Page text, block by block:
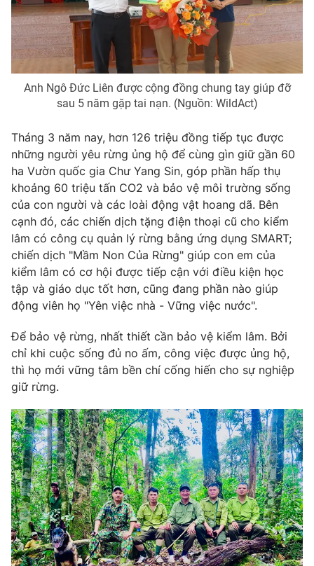
Anh Ngô Đức Liên được cộng đồng chung tay giúp đỡ
sau 5 năm gặp tai nạn. (Nguồn: WildAct)
Tháng 3 năm nay, hơn 126 triệu đồng tiếp tục được
những người yêu rừng ủng hộ để cùng gìn giữ gần 60
ha Vườn quốc gia Chư Yang Sin, góp phần hấp thụ
khoảng 60 triệu tấn CO2 và bảo vệ môi trường sống
của con người và các loài động vật hoang dã. Bên
cạnh đó, các chiến dịch tặng điện thoại cũ cho kiểm
lâm có công cụ quản lý rừng bằng ứng dụng SMART;
chiến dịch "Mầm Non Của Rừng" giúp con em của
kiểm lâm có cơ hội được tiếp cận với điều kiện học
tập và giáo dục tốt hơn, cũng đang phần nào giúp
động viên họ "Yên việc nhà - Vững việc nước".
Để bảo vệ rừng, nhất thiết cần bảo vệ kiểm lâm. Bởi
chỉ khi cuộc sống đủ no ấm, công việc được ủng hộ,
thì họ mới vững tâm bền chí cống hiến cho sự nghiệp
giữ rừng.